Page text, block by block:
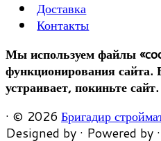
Доставка
Контакты
Мы используем файлы
функционирования сайта.
устраивает, покиньте сайт.
· © 2026 Бригадир
Designed by · Powered by ·